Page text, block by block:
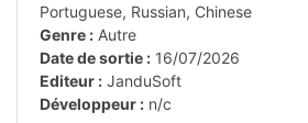
Portuguese, Russian, Chinese
Genre : Autre
Date de sortie : 16/07/2026
Editeur : JanduSoft
Développeur : n/c